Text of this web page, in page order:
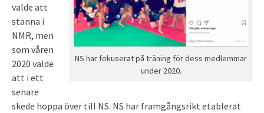
NS har fokuserat på träning för dess medlemmar
under 2020.
valde att
stanna i
NMR, men
som våren
2020 valde
att i ett
senare
skede hoppa över till NS. NS har framgångsrikt etablerat